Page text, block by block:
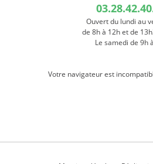
Ouvert du lundi au
de 8h à 12h et de
Le samedi de 9h
Votre navigateur est